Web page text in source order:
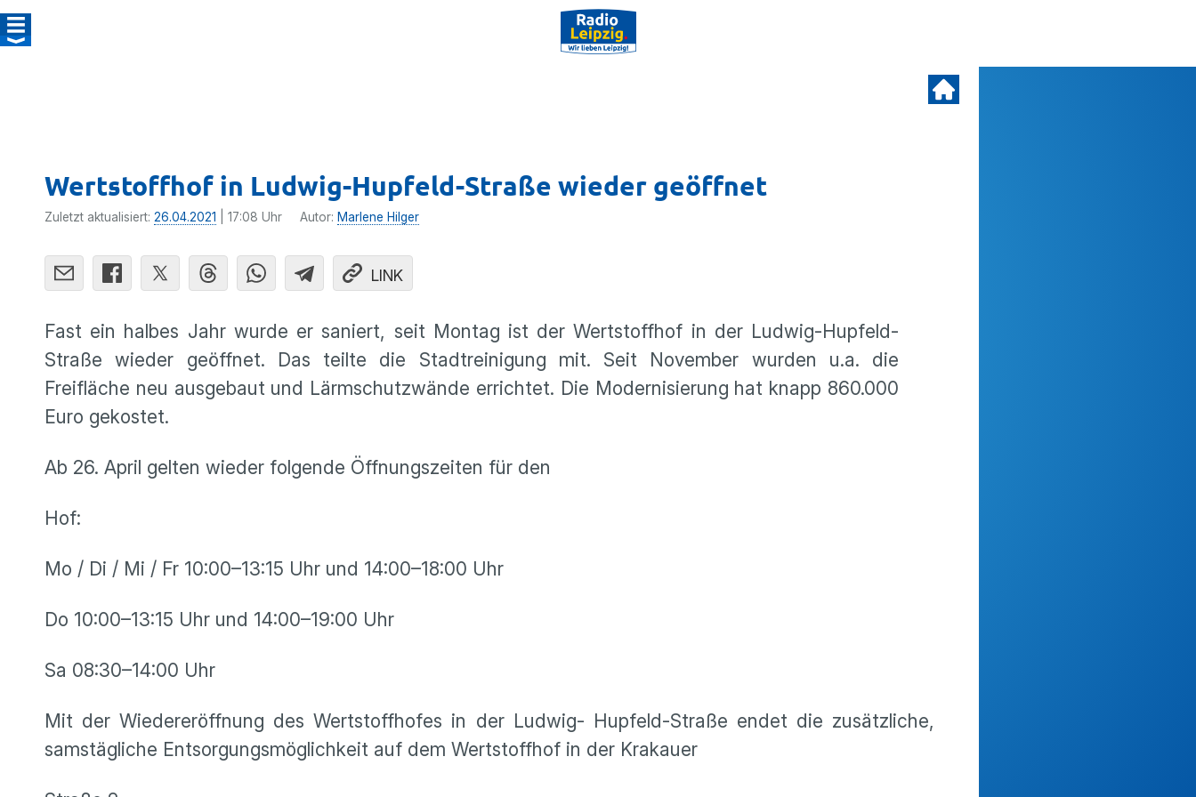
Wertstoffhof in Ludwig-Hupfeld-Straße wieder geöffnet
Zuletzt aktualisiert: 26.04.2021 | 17:08 Uhr Autor: Marlene Hilger
LINK
Fast ein halbes Jahr wurde er saniert, seit Montag ist der Wertstoffhof in der Ludwig-Hupfeld-
Straße wieder geöffnet. Das teilte die Stadtreinigung mit. Seit November wurden u.a. die
Freifläche neu ausgebaut und Lärmschutzwände errichtet. Die Modernisierung hat knapp 860.000
Euro gekostet.
Ab 26. April gelten wieder folgende Öffnungszeiten für den
Hof:
Mo / Di / Mi / Fr 10:00–13:15 Uhr und 14:00–18:00 Uhr
Do 10:00–13:15 Uhr und 14:00–19:00 Uhr
Sa 08:30–14:00 Uhr
Mit der Wiedereröffnung des Wertstoffhofes in der Ludwig- Hupfeld-Straße endet die zusätzliche,
samstägliche Entsorgungsmöglichkeit auf dem Wertstoffhof in der Krakauer